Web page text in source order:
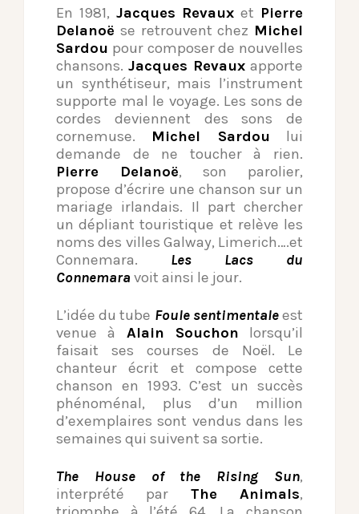
En 1981, Jacques Revaux et Pierre
Delanoë se retrouvent chez Michel
Sardou pour composer de nouvelles
chansons. Jacques Revaux apporte
un synthétiseur, mais l’instrument
supporte mal le voyage. Les sons de
cordes deviennent des sons de
cornemuse. Michel Sardou lui
demande de ne toucher à rien.
Pierre Delanoë, son parolier,
propose d’écrire une chanson sur un
mariage irlandais. Il part chercher
un dépliant touristique et relève les
noms des villes Galway, Limerich….et
Connemara. Les Lacs du
Connemara voit ainsi le jour.
L’idée du tube Foule sentimentaleest
venue à Alain Souchon lorsqu’il
faisait ses courses de Noël. Le
chanteur écrit et compose cette
chanson en 1993. C’est un succès
phénoménal, plus d’un million
d’exemplaires sont vendus dans les
semaines qui suivent sa sortie.
The House of the Rising Sun,
interprété par The Animals,